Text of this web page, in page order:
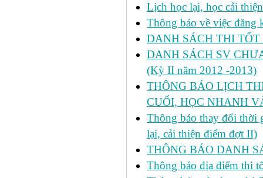
Lịch học lại, học cải
Thông báo về việc
DANH SÁCH THI
DANH SÁCH SV
(Kỳ II năm 2012 -2013)
THÔNG BÁO LỊCH
CUỐI, HỌC NHANH
Thông báo thay đổi thời
lại, cải thiện điểm đợt II)
THÔNG BÁO DANH
Thông báo địa điểm thi